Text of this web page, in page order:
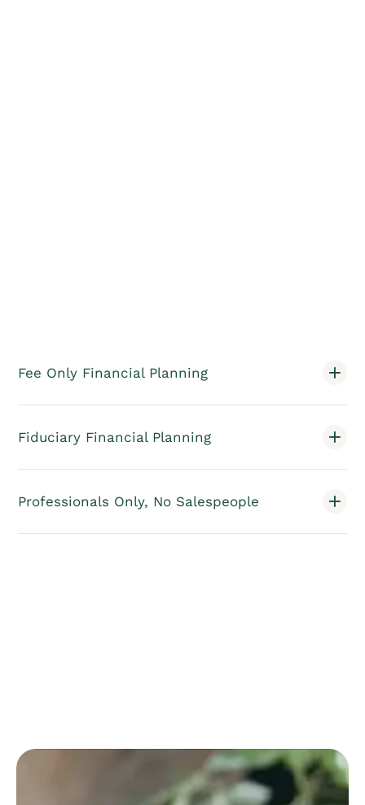
Fee Only Financial Planning
Fiduciary Financial Planning
Professionals Only, No Salespeople